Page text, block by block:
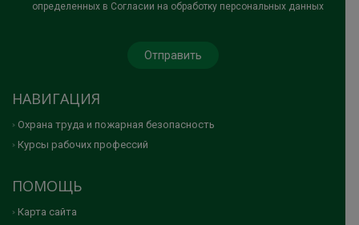
определенных в Согласии на обработку персональных данных
НАВИГАЦИЯ
Охрана труда и пожарная безопасность
Курсы рабочих профессий
ПОМОЩЬ
Карта сайта